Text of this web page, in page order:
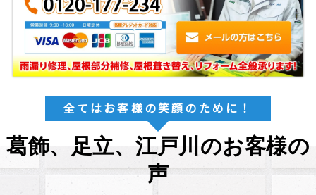
全てはお客様の笑顔のために！
葛飾、足立、江戸川のお客様の
声